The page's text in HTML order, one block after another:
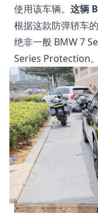
使用该车辆。 这辆
根据这款防弹轿车
绝非一般 BMW 7
Series Protection。